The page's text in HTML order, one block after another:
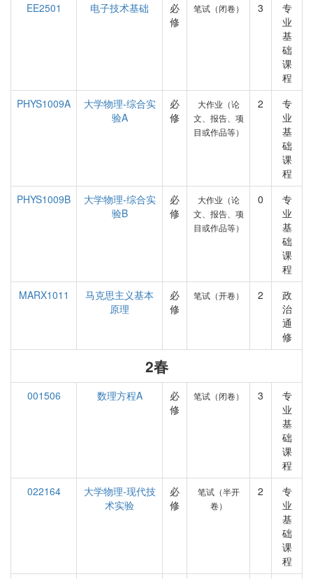
EE2501
电子技术基础
必
修
笔试（闭卷） 3
专
业
基
础
课
程
PHYS1009A
大学物理-综合实
验A
必
修
大作业（论
文、报告、项
目或作品等）
2
专
业
基
础
课
程
PHYS1009B
大学物理-综合实
验B
必
修
大作业（论
文、报告、项
目或作品等）
0
专
业
基
础
课
程
MARX1011
马克思主义基本
原理
必
修
笔试（开卷） 2
政
治
通
修
2春
001506 数理方程A
必
修
笔试（闭卷） 3
专
业
基
础
课
程
022164
大学物理-现代技
术实验
必
修
笔试（半开
卷）
2
专
业
基
础
课
程